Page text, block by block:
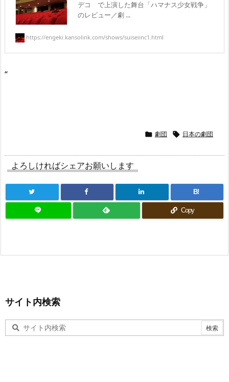
デコ で上演した舞台「ハマナス少女戦争」
のレビュー／劇 ...
https://engeki.kansolink.com/shows/suiseiinc1.html
“
 劇団  日本の劇団
よろしければシェアお願いします
B!
Copy
サイト内検索